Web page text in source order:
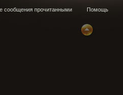
сообщения прочитанными Помощь